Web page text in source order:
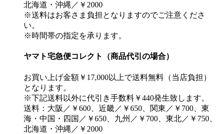
北海道・沖縄／￥2000
※送料はお客さま負担となりますのでご注意くださ
い。
※時間帯の指定を承ります。
ヤマト宅急便コレクト（商品代引の場合）
お買い上げ金額￥17,000以上で送料無料（当店負担）
となります。
※下記送料以外に代引き手数料￥440発生致します。
送料：大阪／￥600、近畿／￥650、関東／￥700、東
海・中国・四国／￥650、九州／￥700、東北／￥750、
北海道・沖縄／￥2000